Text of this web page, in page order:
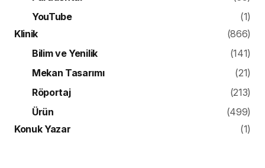
YouTube
(1)
Klinik
(866)
Bilim ve Yenilik
(141)
Mekan Tasarımı
(21)
Röportaj
(213)
Ürün
(499)
Konuk Yazar
(1)